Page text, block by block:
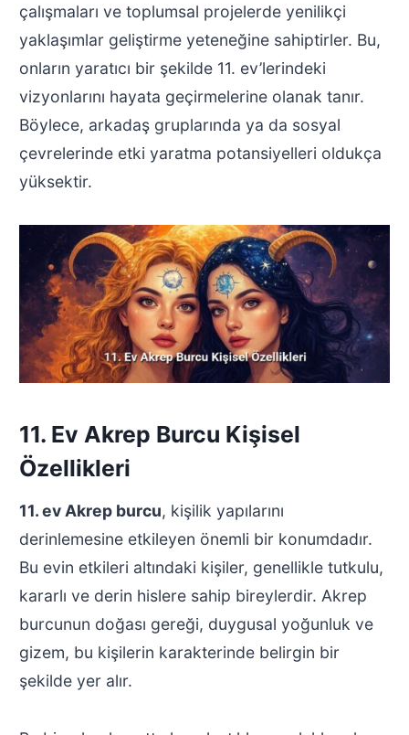
çalışmaları ve toplumsal projelerde yenilikçi
yaklaşımlar geliştirme yeteneğine sahiptirler. Bu,
onların yaratıcı bir şekilde 11. ev’lerindeki
vizyonlarını hayata geçirmelerine olanak tanır.
Böylece, arkadaş gruplarında ya da sosyal
çevrelerinde etki yaratma potansiyelleri oldukça
yüksektir.
11. Ev Akrep Burcu Kişisel
Özellikleri
11. ev Akrep burcu, kişilik yapılarını
derinlemesine etkileyen önemli bir konumdadır.
Bu evin etkileri altındaki kişiler, genellikle tutkulu,
kararlı ve derin hislere sahip bireylerdir. Akrep
burcunun doğası gereği, duygusal yoğunluk ve
gizem, bu kişilerin karakterinde belirgin bir
şekilde yer alır.